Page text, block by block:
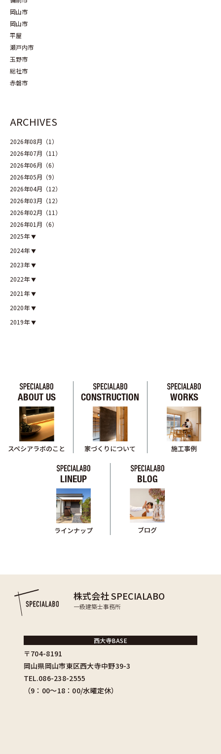
岡山市
岡山市
平屋
瀬戸内市
玉野市
総社市
赤磐市
ARCHIVES
2026年08月（1）
2026年07月（11）
2026年06月（6）
2026年05月（9）
2026年04月（12）
2026年03月（12）
2026年02月（11）
2026年01月（6）
2025年
2024年
2023年
2022年
2021年
2020年
2019年
ABOUT US
スペシアラボのこと
CONSTRUCTION
家づくりについて
WORKS
施工事例
LINEUP
ラインナップ
BLOG
ブログ
株式会社 SPECIALABO
一級建築士事務所
西大寺BASE
〒704-8191
岡山県岡山市東区西大寺中野39-3
TEL.086-238-2555
（9：00〜18：00/水曜定休）